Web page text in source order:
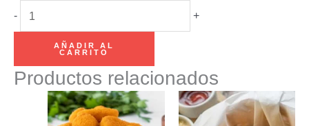
-
Patitas
de
jamón
queso
+
AÑADIR AL
CARRITO
Productos relacionados